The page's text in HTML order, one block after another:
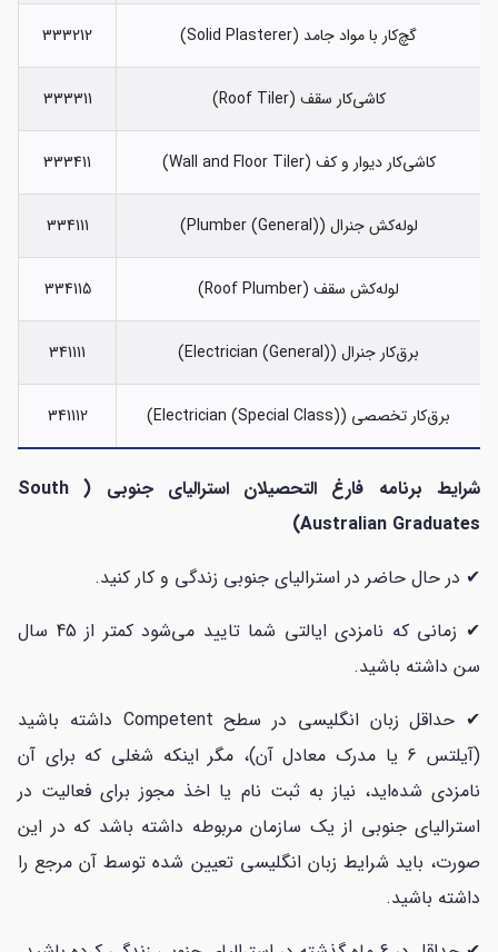
گچ‌کار با مواد جامد (Solid Plasterer) 333212
کاشی‌کار سقف (Roof Tiler) 333311
کاشی‌کار دیوار و کف (Wall and Floor Tiler) 333411
لوله‌کش جنرال (Plumber (General)) 334111
لوله‌کش سقف (Roof Plumber) 334115
برق‌کار جنرال (Electrician (General)) 341111
برق‌کار تخصصی (Electrician (Special Class)) 341112
شرایط برنامه فارغ التحصیلان استرالیای جنوبی ( South
Australian Graduates)
✔ در حال حاضر در استرالیای جنوبی زندگی و کار کنید.
✔ زمانی که نامزدی ایالتی شما تایید می‌شود کمتر از 45 سال
سن داشته باشید.
✔ حداقل زبان انگلیسی در سطح Competent داشته باشید
(آیلتس 6 یا مدرک معادل آن)، مگر اینکه شغلی که برای آن
نامزدی شده‌اید، نیاز به ثبت نام یا اخذ مجوز برای فعالیت در
استرالیای جنوبی از یک سازمان مربوطه داشته باشد که در این
صورت، باید شرایط زبان انگلیسی تعیین شده توسط آن مرجع را
داشته باشید.